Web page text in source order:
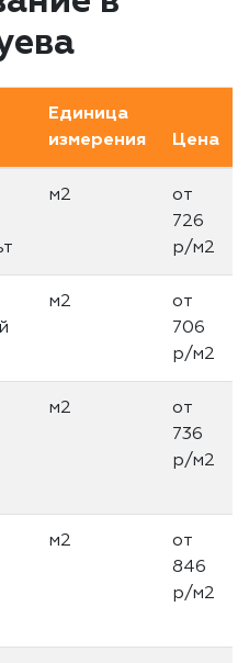
Единица
измерения
Цена
м2
от
726
р/м2
м2
от
706
р/м2
м2
от
736
р/м2
м2
от
846
р/м2